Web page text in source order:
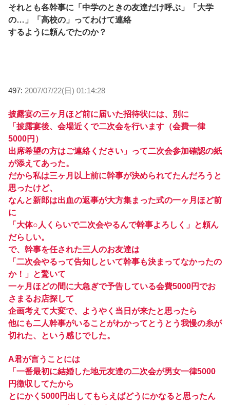
それとも各幹事に「中学のときの友達だけ呼ぶ」「大学
の…」「高校の」ってわけて連絡
するように頼んでたのか？
497: 2007/07/22(日) 01:14:28
披露宴の三ヶ月ほど前に届いた招待状には、別に
「披露宴後、会場近くで二次会を行います（会費一律
5000円）
出席希望の方はご連絡ください」って二次会参加確認の紙
が添えてあった。
だから私は三ヶ月以上前に幹事が決められてたんだろうと
思ったけど、
なんと新郎は出血の返事が大方集まった式の一ヶ月ほど前
に
「大体○人くらいで二次会やるんで幹事よろしく」と頼ん
だらしい。
で、幹事を任された三人のお友達は
「二次会やるって告知しといて幹事も決まってなかったの
か！」と驚いて
一ヶ月ほどの間に大急ぎで予告している会費5000円でお
さまるお店探して
企画考えて大変で、ようやく当日が来たと思ったら
他にも二人幹事がいることがわかってとうとう我慢の糸が
切れた、という感じでした。
A君が言うことには
「一番最初に結婚した地元友達の二次会が男女一律5000
円徴収してたから
とにかく5000円出してもらえばどうにかなると思ったん